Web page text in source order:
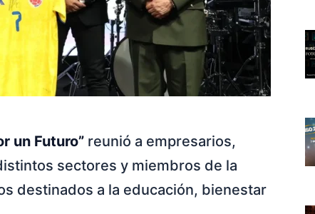
un Futuro” reunió a empresarios,
sectores y miembros de la
destinados a la educación, bienestar